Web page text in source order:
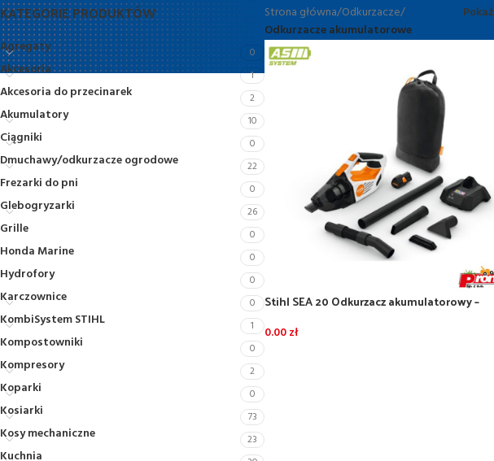
KATEGORIE PRODUKTÓW
Agregaty 0
Akcesoria 1
Akcesoria do przecinarek 2
Akumulatory 10
Ciągniki 0
Dmuchawy/odkurzacze ogrodowe 22
Frezarki do pni 0
Glebogryzarki 26
Grille 0
Honda Marine 0
Hydrofory 0
Karczownice 0
KombiSystem STIHL 1
Kompostowniki 0
Kompresory 2
Koparki 0
Kosiarki 73
Kosy mechaniczne 23
Kuchnia
Strona główna/Odkurzacze/
Odkurzacze akumulatorowe
Pokaż
Stihl SEA 20 Odkurzacz akumulatorowy –
0.00zł